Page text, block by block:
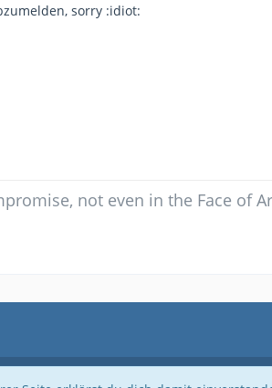
sorry :idiot:
not even in the Face of
Community-Software: